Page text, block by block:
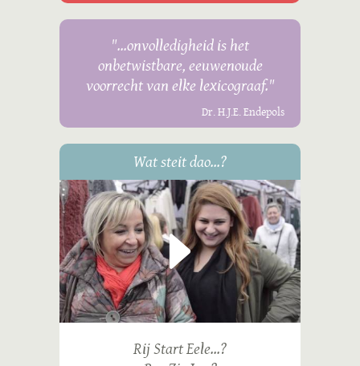
"...onvolledigheid is het
onbetwistbare, eeuwenoude
voorrecht van elke lexicograaf."
Dr. H.J.E. Endepols
Wat steit dao...?
Rij Start Eele...?